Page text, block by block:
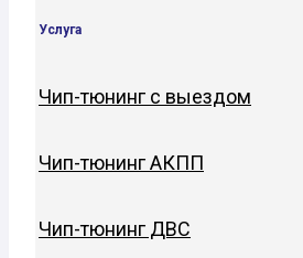
Услуга
Чип-тюнинг с выездом
Чип-тюнинг АКПП
Чип-тюнинг ДВС